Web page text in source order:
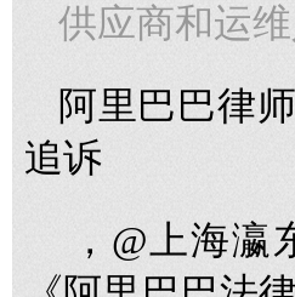
供应商和运
阿里巴巴律
追诉
，@上海